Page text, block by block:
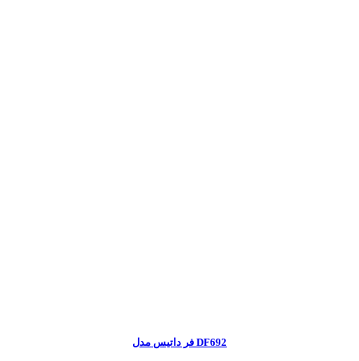
فر داتیس مدل DF692